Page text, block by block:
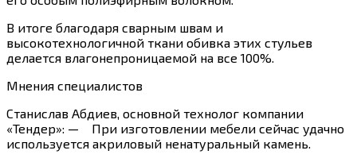
В итоге благодаря сварным швам и
высокотехнологичной ткани обивка этих стульев
делается влагонепроницаемой на все 100%.
Мнения специалистов
Станислав Абдиев, основной технолог компании
«Тендер»: — При изготовлении мебели сейчас удачно
используется акриловый ненатуральный камень.